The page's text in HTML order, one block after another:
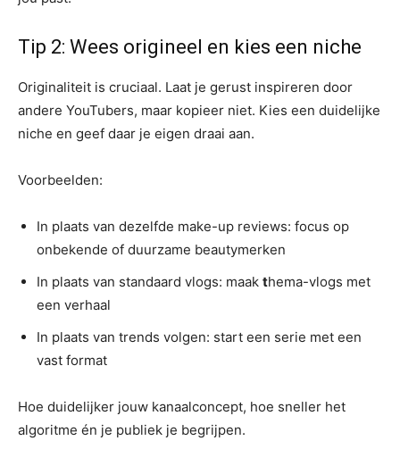
Tip 2: Wees origineel en kies een niche
Originaliteit is cruciaal. Laat je gerust inspireren door
andere YouTubers, maar kopieer niet. Kies een duidelijke
niche en geef daar je eigen draai aan.
Voorbeelden:
In plaats van dezelfde make-up reviews: focus op
onbekende of duurzame beautymerken
In plaats van standaard vlogs: maak thema-vlogs met
een verhaal
In plaats van trends volgen: start een serie met een
vast format
Hoe duidelijker jouw kanaalconcept, hoe sneller het
algoritme én je publiek je begrijpen.